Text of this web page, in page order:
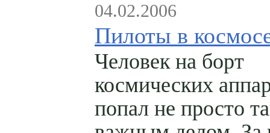
04.02.2006
Пилоты в
Человек на борт
космических
попал не просто